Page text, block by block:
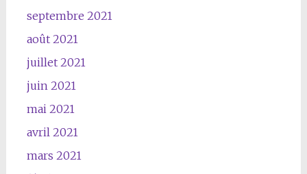
septembre 2021
août 2021
juillet 2021
juin 2021
mai 2021
avril 2021
mars 2021